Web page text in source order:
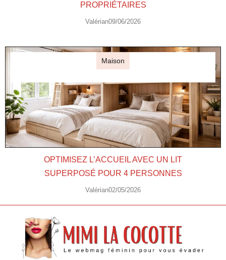
PROPRIÉTAIRES
Valérian09/06/2026
Maison
OPTIMISEZ L’ACCUEIL AVEC UN LIT
SUPERPOSÉ POUR 4 PERSONNES
Valérian02/05/2026